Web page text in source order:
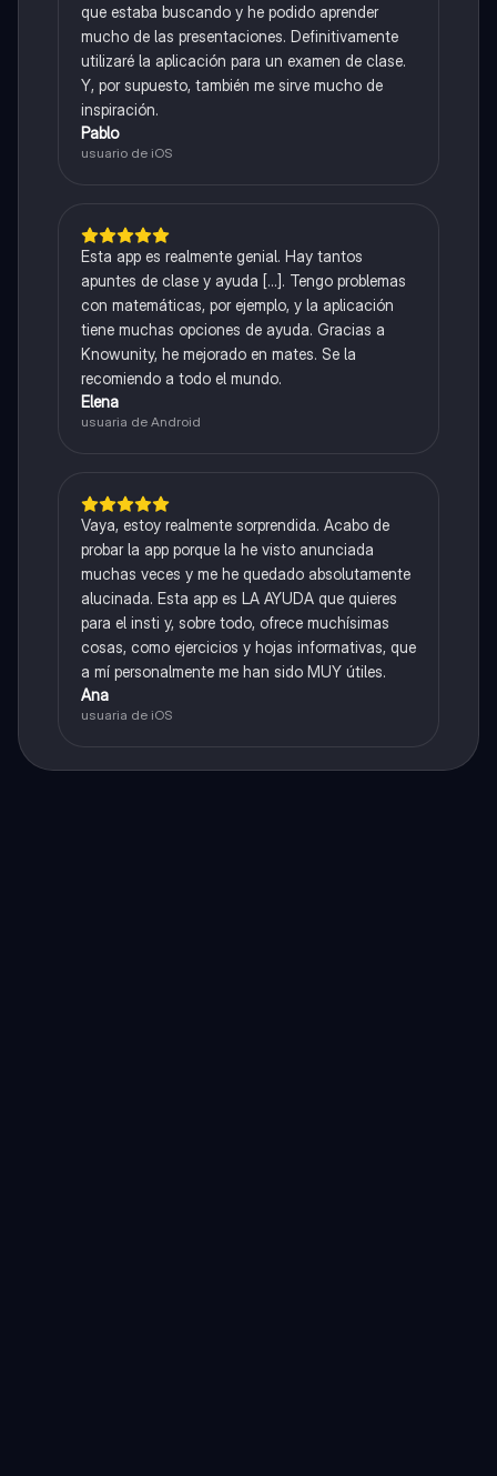
que estaba buscando y he podido aprender
mucho de las presentaciones. Definitivamente
utilizaré la aplicación para un examen de clase.
Y, por supuesto, también me sirve mucho de
inspiración.
Pablo
usuario de iOS
Esta app es realmente genial. Hay tantos
apuntes de clase y ayuda [...]. Tengo problemas
con matemáticas, por ejemplo, y la aplicación
tiene muchas opciones de ayuda. Gracias a
Knowunity, he mejorado en mates. Se la
recomiendo a todo el mundo.
Elena
usuaria de Android
Vaya, estoy realmente sorprendida. Acabo de
probar la app porque la he visto anunciada
muchas veces y me he quedado absolutamente
alucinada. Esta app es LA AYUDA que quieres
para el insti y, sobre todo, ofrece muchísimas
cosas, como ejercicios y hojas informativas, que
a mí personalmente me han sido MUY útiles.
Ana
usuaria de iOS